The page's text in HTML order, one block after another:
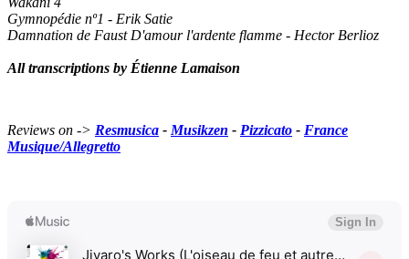
Gymnopédie nº1 - Erik Satie
Damnation de Faust D'amour l'ardente flamme - Hector Berlioz
All transcriptions by Étienne Lamaison
Reviews on -> Resmusica - Musikzen - Pizzicato - France
Musique/Allegretto